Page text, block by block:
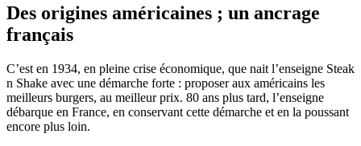
Des origines américaines ; un ancrage
français
C’est en 1934, en pleine crise économique, que nait l’enseigne Steak
n Shake avec une démarche forte : proposer aux américains les
meilleurs burgers, au meilleur prix. 80 ans plus tard, l’enseigne
débarque en France, en conservant cette démarche et en la poussant
encore plus loin.